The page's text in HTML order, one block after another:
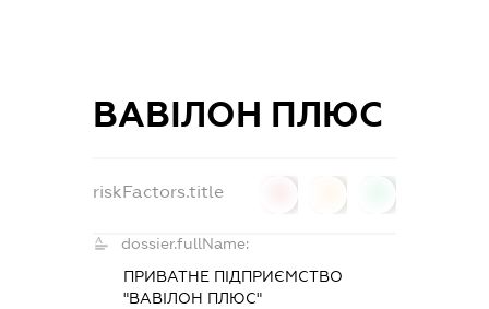
ВАВІЛОН ПЛЮС
riskFactors.title
dossier.fullName:
ПРИВАТНЕ ПІДПРИЄМСТВО
"ВАВІЛОН ПЛЮС"